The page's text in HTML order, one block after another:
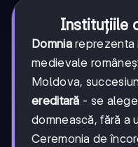
Instituțiile
Domniareprezenta
medievale
Moldova,
ereditară - se
domnească, fără a
Ceremonia de